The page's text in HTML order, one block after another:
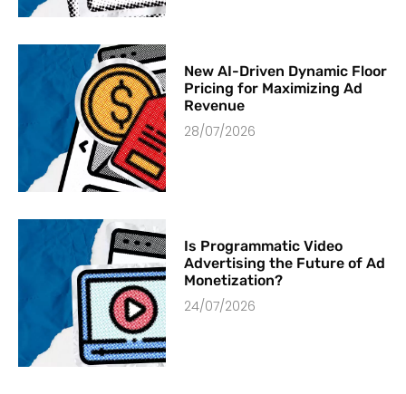
New AI-Driven Dynamic Floor
Pricing for Maximizing Ad
Revenue
28/07/2026
Is Programmatic Video
Advertising the Future of Ad
Monetization?
24/07/2026